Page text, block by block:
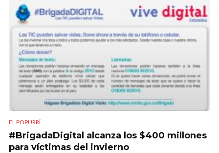
EL POPURRÍ
#BrigadaDigital alcanza los $400 millones
para víctimas del invierno